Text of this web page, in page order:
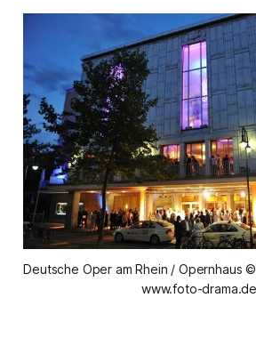
Deutsche Oper am Rhein / Opernhaus
www.foto-drama.de